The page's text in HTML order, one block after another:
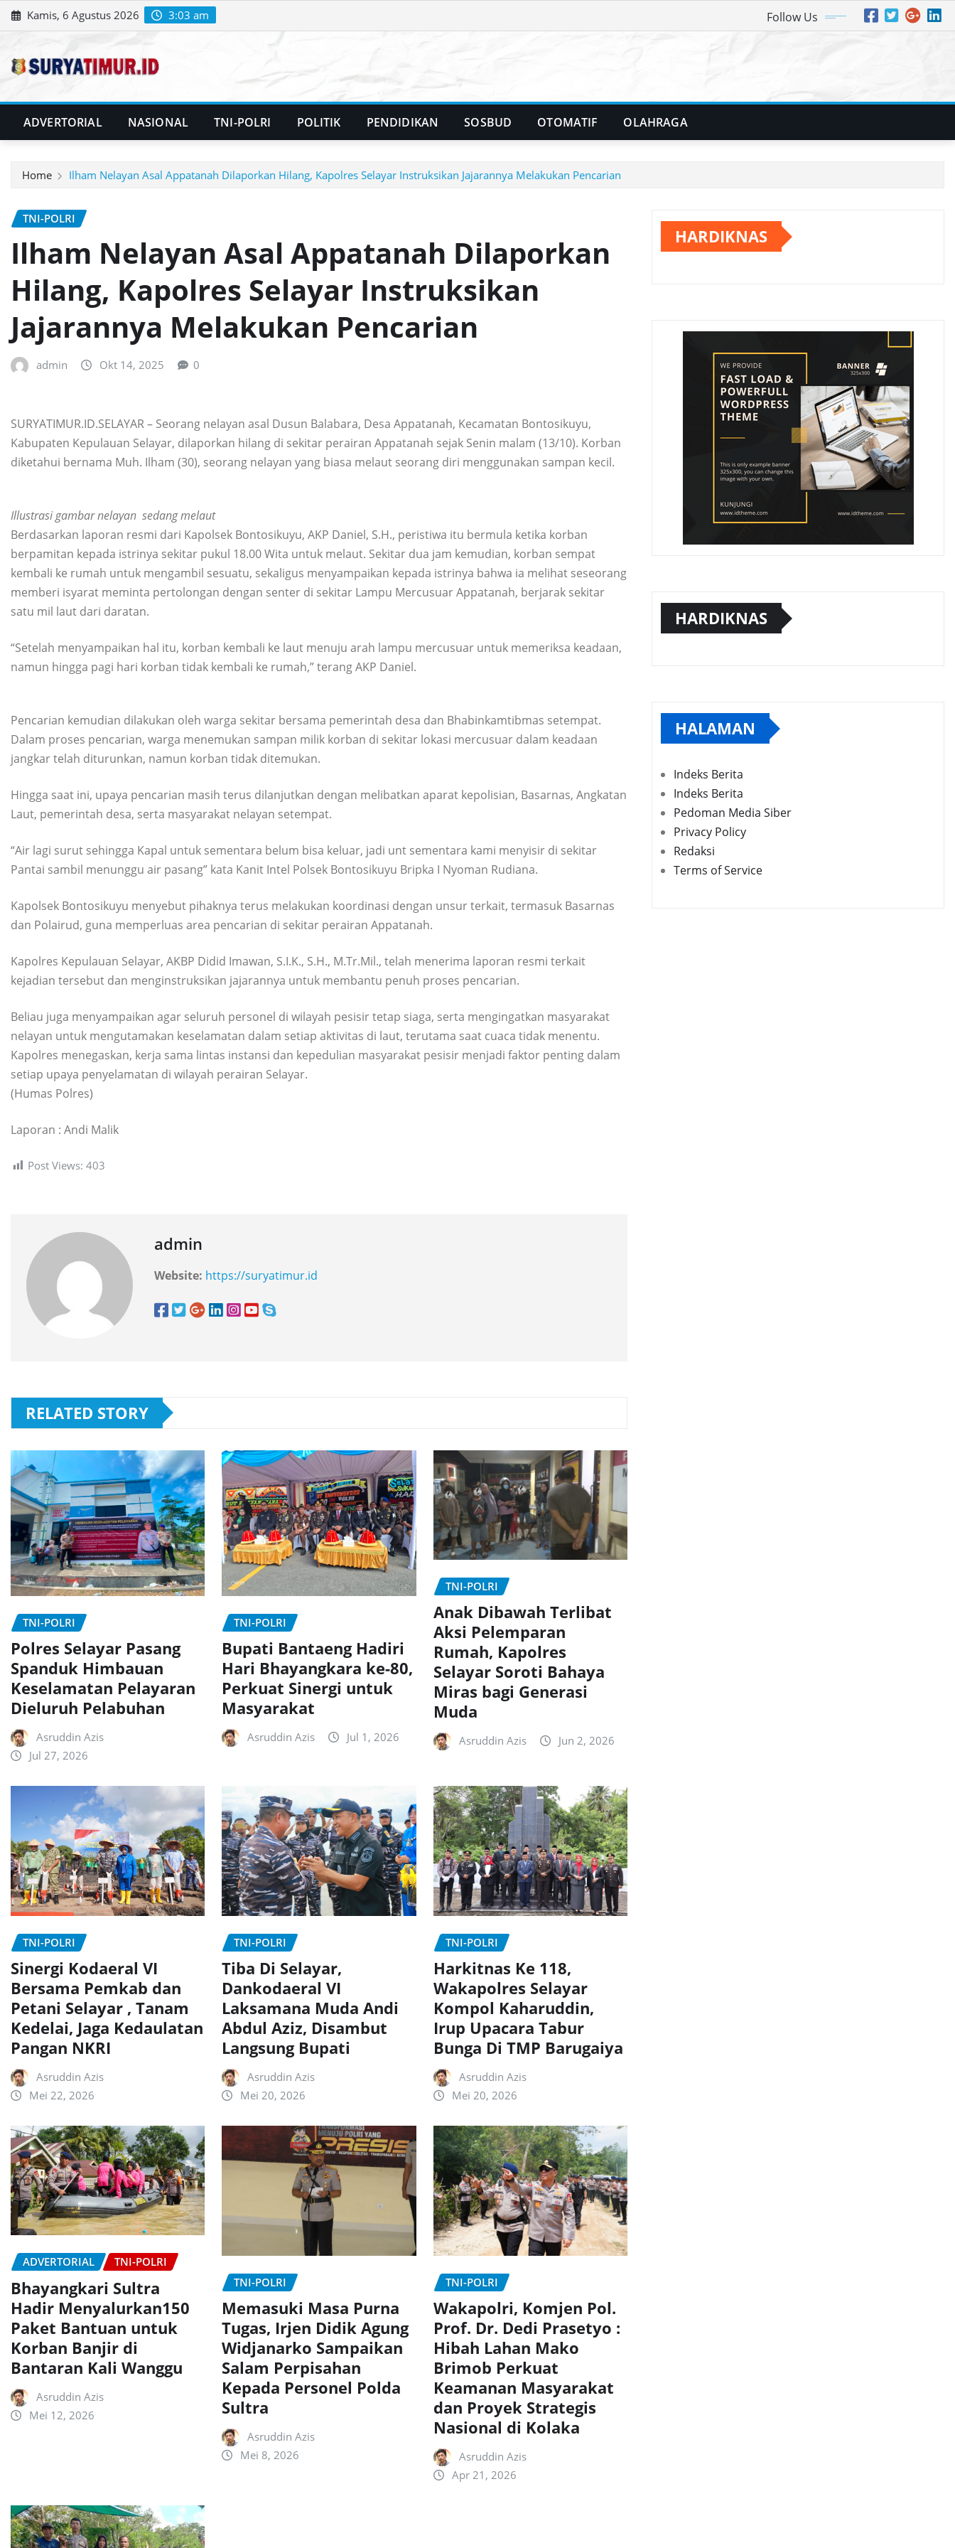
Skip
to
Kamis, 6 Agustus 2026 3:03 am Follow Us
ADVERTORIAL NASIONAL TNI-POLRI POLITIK PENDIDIKAN SOSBUD OTOMATIF OLAHRAGA
Home Ilham Nelayan Asal Appatanah Dilaporkan Hilang, Kapolres Selayar Instruksikan Jajarannya Melakukan Pencarian
TNI-POLRI
Ilham Nelayan Asal Appatanah Dilaporkan
Hilang, Kapolres Selayar Instruksikan
Jajarannya Melakukan Pencarian
admin Okt 14, 2025 0
SURYATIMUR.ID.SELAYAR – Seorang nelayan asal Dusun Balabara, Desa Appatanah, Kecamatan Bontosikuyu,
Kabupaten Kepulauan Selayar, dilaporkan hilang di sekitar perairan Appatanah sejak Senin malam (13/10). Korban
diketahui bernama Muh. Ilham (30), seorang nelayan yang biasa melaut seorang diri menggunakan sampan kecil.
Illustrasi gambar nelayan sedang melaut
Berdasarkan laporan resmi dari Kapolsek Bontosikuyu, AKP Daniel, S.H., peristiwa itu bermula ketika korban
berpamitan kepada istrinya sekitar pukul 18.00 Wita untuk melaut. Sekitar dua jam kemudian, korban sempat
kembali ke rumah untuk mengambil sesuatu, sekaligus menyampaikan kepada istrinya bahwa ia melihat seseorang
memberi isyarat meminta pertolongan dengan senter di sekitar Lampu Mercusuar Appatanah, berjarak sekitar
satu mil laut dari daratan.
“Setelah menyampaikan hal itu, korban kembali ke laut menuju arah lampu mercusuar untuk memeriksa keadaan,
namun hingga pagi hari korban tidak kembali ke rumah,” terang AKP Daniel.
Pencarian kemudian dilakukan oleh warga sekitar bersama pemerintah desa dan Bhabinkamtibmas setempat.
Dalam proses pencarian, warga menemukan sampan milik korban di sekitar lokasi mercusuar dalam keadaan
jangkar telah diturunkan, namun korban tidak ditemukan.
Hingga saat ini, upaya pencarian masih terus dilanjutkan dengan melibatkan aparat kepolisian, Basarnas, Angkatan
Laut, pemerintah desa, serta masyarakat nelayan setempat.
“Air lagi surut sehingga Kapal untuk sementara belum bisa keluar, jadi unt sementara kami menyisir di sekitar
Pantai sambil menunggu air pasang” kata Kanit Intel Polsek Bontosikuyu Bripka I Nyoman Rudiana.
Kapolsek Bontosikuyu menyebut pihaknya terus melakukan koordinasi dengan unsur terkait, termasuk Basarnas
dan Polairud, guna memperluas area pencarian di sekitar perairan Appatanah.
Kapolres Kepulauan Selayar, AKBP Didid Imawan, S.I.K., S.H., M.Tr.Mil., telah menerima laporan resmi terkait
kejadian tersebut dan menginstruksikan jajarannya untuk membantu penuh proses pencarian.
Beliau juga menyampaikan agar seluruh personel di wilayah pesisir tetap siaga, serta mengingatkan masyarakat
nelayan untuk mengutamakan keselamatan dalam setiap aktivitas di laut, terutama saat cuaca tidak menentu.
Kapolres menegaskan, kerja sama lintas instansi dan kepedulian masyarakat pesisir menjadi faktor penting dalam
setiap upaya penyelamatan di wilayah perairan Selayar.
(Humas Polres)
Laporan : Andi Malik
Post Views: 403
admin
Website: https://suryatimur.id
RELATED STORY
TNI-POLRI
Polres Selayar Pasang
Spanduk Himbauan
Keselamatan Pelayaran
Dieluruh Pelabuhan
Asruddin Azis
Jul 27, 2026
TNI-POLRI
Bupati Bantaeng Hadiri
Hari Bhayangkara ke-80,
Perkuat Sinergi untuk
Masyarakat
Asruddin Azis Jul 1, 2026
TNI-POLRI
Anak Dibawah Terlibat
Aksi Pelemparan
Rumah, Kapolres
Selayar Soroti Bahaya
Miras bagi Generasi
Muda
Asruddin Azis Jun 2, 2026
TNI-POLRI
Sinergi Kodaeral VI
Bersama Pemkab dan
Petani Selayar , Tanam
Kedelai, Jaga Kedaulatan
Pangan NKRI
Asruddin Azis
Mei 22, 2026
TNI-POLRI
Tiba Di Selayar,
Dankodaeral VI
Laksamana Muda Andi
Abdul Aziz, Disambut
Langsung Bupati
Asruddin Azis
Mei 20, 2026
TNI-POLRI
Harkitnas Ke 118,
Wakapolres Selayar
Kompol Kaharuddin,
Irup Upacara Tabur
Bunga Di TMP Barugaiya
Asruddin Azis
Mei 20, 2026
ADVERTORIAL TNI-POLRI
Bhayangkari Sultra
Hadir Menyalurkan150
Paket Bantuan untuk
Korban Banjir di
Bantaran Kali Wanggu
Asruddin Azis
Mei 12, 2026
TNI-POLRI
Memasuki Masa Purna
Tugas, Irjen Didik Agung
Widjanarko Sampaikan
Salam Perpisahan
Kepada Personel Polda
Sultra
Asruddin Azis
Mei 8, 2026
TNI-POLRI
Wakapolri, Komjen Pol.
Prof. Dr. Dedi Prasetyo :
Hibah Lahan Mako
Brimob Perkuat
Keamanan Masyarakat
dan Proyek Strategis
Nasional di Kolaka
Asruddin Azis
Apr 21, 2026
HARDIKNAS
HARDIKNAS
HALAMAN
Indeks Berita
Indeks Berita
Pedoman Media Siber
Privacy Policy
Redaksi
Terms of Service